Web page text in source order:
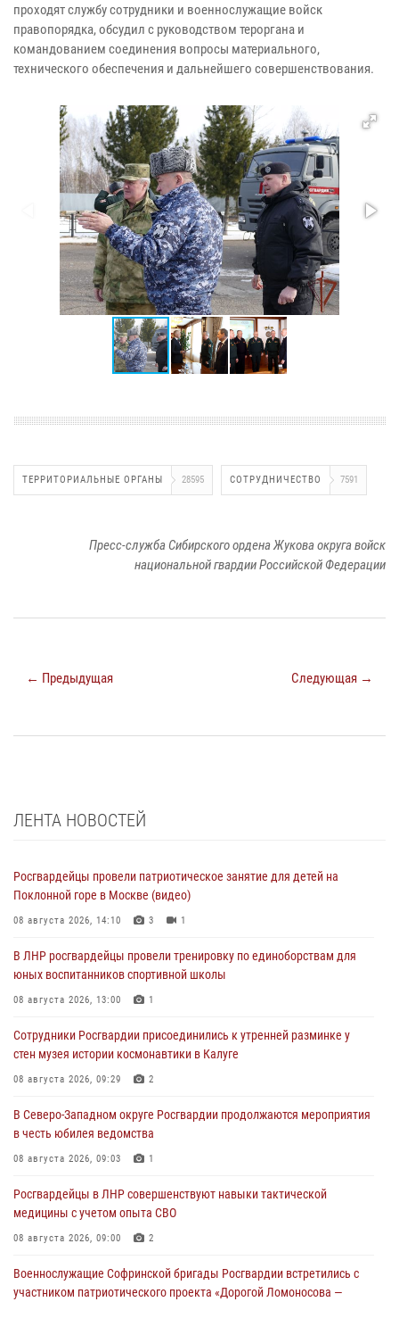
проходят службу сотрудники и военнослужащие войск
правопорядка, обсудил с руководством тероргана и
командованием соединения вопросы материального,
технического обеспечения и дальнейшего совершенствования.
ТЕРРИТОРИАЛЬНЫЕ ОРГАНЫ 28595 СОТРУДНИЧЕСТВО 7591
Пресс-служба Сибирского ордена Жукова округа войск
национальной гвардии Российской Федерации
← Предыдущая Следующая →
ЛЕНТА НОВОСТЕЙ
Росгвардейцы провели патриотическое занятие для детей на
Поклонной горе в Москве (видео)
08 августа 2026, 14:10 3 1
В ЛНР росгвардейцы провели тренировку по единоборствам для
юных воспитанников спортивной школы
08 августа 2026, 13:00 1
Сотрудники Росгвардии присоединились к утренней разминке у
стен музея истории космонавтики в Калуге
08 августа 2026, 09:29 2
В Северо-Западном округе Росгвардии продолжаются мероприятия
в честь юбилея ведомства
08 августа 2026, 09:03 1
Росгвардейцы в ЛНР совершенствуют навыки тактической
медицины с учетом опыта СВО
08 августа 2026, 09:00 2
Военнослужащие Софринской бригады Росгвардии встретились с
участником патриотического проекта «Дорогой Ломоносова —